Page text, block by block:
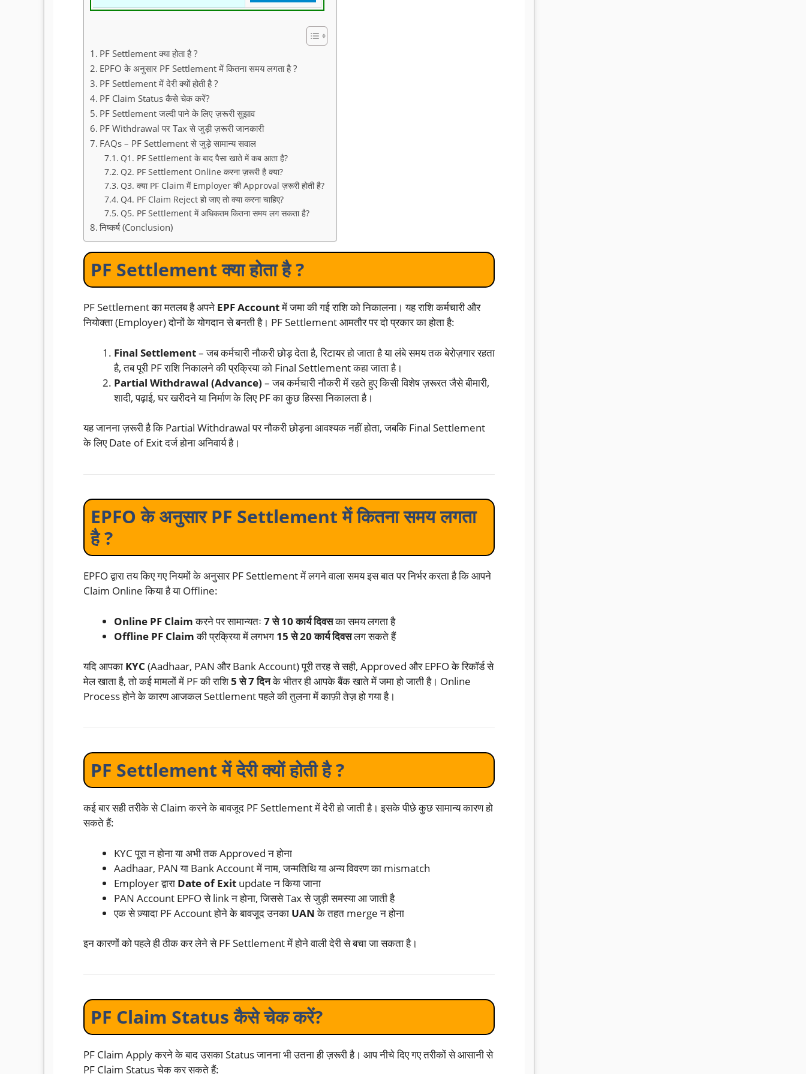
PF Settlement क्या होता है ?
EPFO के अनुसार PF Settlement में कितना समय लगता है ?
PF Settlement में देरी क्यों होती है ?
PF Claim Status कैसे चेक करें?
PF Settlement जल्दी पाने के लिए ज़रूरी सुझाव
PF Withdrawal पर Tax से जुड़ी ज़रूरी जानकारी
FAQs – PF Settlement से जुड़े सामान्य सवाल
Q1. PF Settlement के बाद पैसा खाते में कब आता है?
Q2. PF Settlement Online करना ज़रूरी है क्या?
Q3. क्या PF Claim में Employer की Approval ज़रूरी होती है?
Q4. PF Claim Reject हो जाए तो क्या करना चाहिए?
Q5. PF Settlement में अधिकतम कितना समय लग सकता है?
निष्कर्ष (Conclusion)
PF Settlement क्या होता है ?
PF Settlement का मतलब है अपने EPF Accountमें जमा की गई राशि को निकालना। यह राशि कर्मचारी और
नियोक्ता (Employer) दोनों के योगदान से बनती है। PF Settlement आमतौर पर दो प्रकार का होता है:
Final Settlement– जब कर्मचारी नौकरी छोड़ देता है, रिटायर हो जाता है या लंबे समय तक बेरोज़गार रहता
है, तब पूरी PF राशि निकालने की प्रक्रिया को Final Settlement कहा जाता है।
Partial Withdrawal (Advance) – जब कर्मचारी नौकरी में रहते हुए किसी विशेष ज़रूरत जैसे बीमारी,
शादी, पढ़ाई, घर खरीदने या निर्माण के लिए PF का कुछ हिस्सा निकालता है।
यह जानना ज़रूरी है कि Partial Withdrawal पर नौकरी छोड़ना आवश्यक नहीं होता, जबकि Final Settlement
के लिए Date of Exit दर्ज होना अनिवार्य है।
EPFO के अनुसार PF Settlement में कितना समय लगता
है ?
EPFO द्वारा तय किए गए नियमों के अनुसार PF Settlement में लगने वाला समय इस बात पर निर्भर करता है कि आपने
Claim Online किया है या Offline:
Online PF Claimकरने पर सामान्यतः 7 से 10 कार्य दिवसका समय लगता है
Offline PF Claimकी प्रक्रिया में लगभग 15 से 20 कार्य दिवसलग सकते हैं
यदि आपका KYC (Aadhaar, PAN और Bank Account) पूरी तरह से सही, Approved और EPFO के रिकॉर्ड से
मेल खाता है, तो कई मामलों में PF की राशि5 से 7 दिनके भीतर ही आपके बैंक खाते में जमा हो जाती है। Online
Process होने के कारण आजकल Settlement पहले की तुलना में काफ़ी तेज़ हो गया है।
PF Settlement में देरी क्यों होती है ?
कई बार सही तरीके से Claim करने के बावजूद PF Settlement में देरी हो जाती है। इसके पीछे कुछ सामान्य कारण हो
सकते हैं:
KYC पूरा न होना या अभी तक Approved न होना
Aadhaar, PAN या Bank Account में नाम, जन्मतिथि या अन्य विवरण का mismatch
Employer द्वारा Date of Exit update न किया जाना
PAN Account EPFO से link न होना, जिससे Tax से जुड़ी समस्या आ जाती है
एक से ज़्यादा PF Account होने के बावजूद उनका UANके तहत merge न होना
इन कारणों को पहले ही ठीक कर लेने से PF Settlement में होने वाली देरी से बचा जा सकता है।
PF Claim Status कैसे चेक करें?
PF Claim Apply करने के बाद उसका Status जानना भी उतना ही ज़रूरी है। आप नीचे दिए गए तरीकों से आसानी से
PF Claim Status चेक कर सकते हैं: